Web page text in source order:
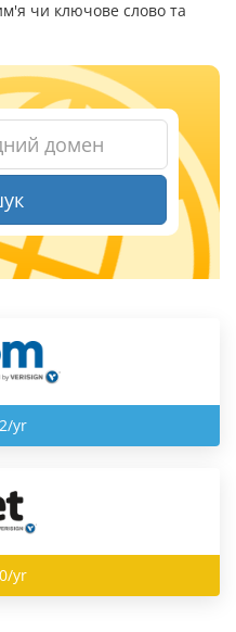
чи ключове слово та
yr
yr